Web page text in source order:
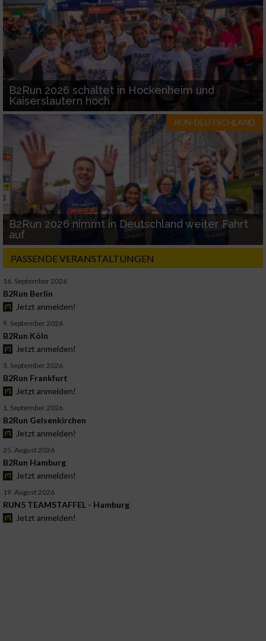
B2Run 2026 schaltet in Hockenheim und
Kaiserslautern hoch
RUN-DEUTSCHLAND
B2Run 2026 nimmt in Deutschland weiter Fahrt
auf
PASSENDE VERANSTALTUNGEN
16. September 2026
B2Run Berlin
Jetzt anmelden!
9. September 2026
B2Run Köln
Jetzt anmelden!
3. September 2026
B2Run Frankfurt
Jetzt anmelden!
1. September 2026
B2Run Gelsenkirchen
Jetzt anmelden!
25. August 2026
B2Run Hamburg
Jetzt anmelden!
19. August 2026
RUN5 TEAMSTAFFEL - Hamburg
Jetzt anmelden!